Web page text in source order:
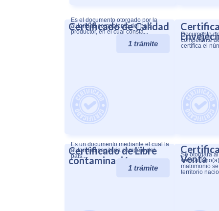
Certificado de Calidad
Es el documento otorgado por la
autoridad competente del país
productor, en el cual consta...
1 trámite
Documento
competente
certifica el
Certificado de Libre
contaminación
Es un documento mediante el cual la
autoridad sanitaria compéte del
país....
1 trámite
Venta
Se otorgará
matrimonio
territorio